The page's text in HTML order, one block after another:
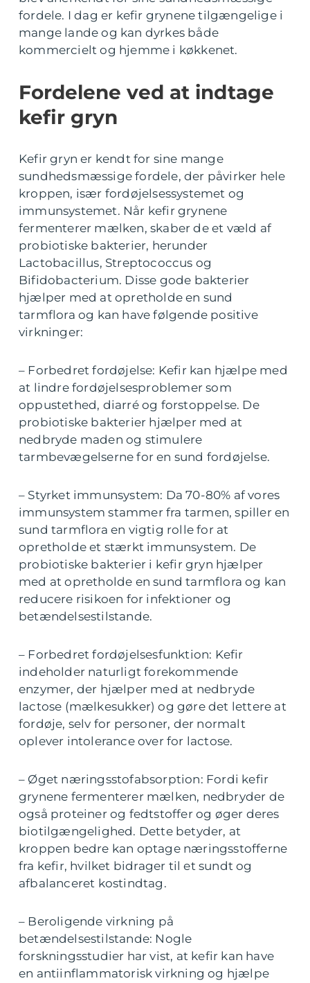
fordele. I dag er kefir grynene tilgængelige i
mange lande og kan dyrkes både
kommercielt og hjemme i køkkenet.
Fordelene ved at indtage
kefir gryn
Kefir gryn er kendt for sine mange
sundhedsmæssige fordele, der påvirker hele
kroppen, især fordøjelsessystemet og
immunsystemet. Når kefir grynene
fermenterer mælken, skaber de et væld af
probiotiske bakterier, herunder
Lactobacillus, Streptococcus og
Bifidobacterium. Disse gode bakterier
hjælper med at opretholde en sund
tarmflora og kan have følgende positive
virkninger:
– Forbedret fordøjelse: Kefir kan hjælpe med
at lindre fordøjelsesproblemer som
oppustethed, diarré og forstoppelse. De
probiotiske bakterier hjælper med at
nedbryde maden og stimulere
tarmbevægelserne for en sund fordøjelse.
– Styrket immunsystem: Da 70-80% af vores
immunsystem stammer fra tarmen, spiller en
sund tarmflora en vigtig rolle for at
opretholde et stærkt immunsystem. De
probiotiske bakterier i kefir gryn hjælper
med at opretholde en sund tarmflora og kan
reducere risikoen for infektioner og
betændelsestilstande.
– Forbedret fordøjelsesfunktion: Kefir
indeholder naturligt forekommende
enzymer, der hjælper med at nedbryde
lactose (mælkesukker) og gøre det lettere at
fordøje, selv for personer, der normalt
oplever intolerance over for lactose.
– Øget næringsstofabsorption: Fordi kefir
grynene fermenterer mælken, nedbryder de
også proteiner og fedtstoffer og øger deres
biotilgængelighed. Dette betyder, at
kroppen bedre kan optage næringsstofferne
fra kefir, hvilket bidrager til et sundt og
afbalanceret kostindtag.
– Beroligende virkning på
betændelsestilstande: Nogle
forskningsstudier har vist, at kefir kan have
en antiinflammatorisk virkning og hjælpe